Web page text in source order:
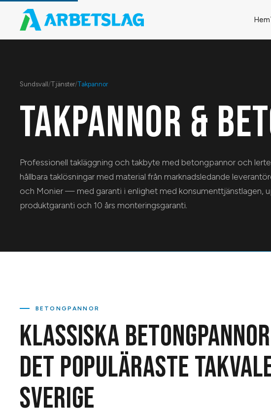
Hem
Sundsvall /Tjänster/Takpannor
TAKPANNOR &
Professionell takläggning och takbyte med betongpannor och
hållbara taklösningar med material från marknadsledande
och Monier — med garanti i enlighet med konsumenttjänstlagen,
produktgaranti och 10 års monteringsgaranti.
BETONGPANNOR
KLASSISKA
DET POPULÄRASTE
SVERIGE